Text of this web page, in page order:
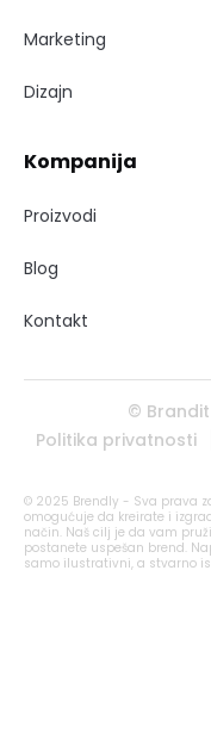
Marketing
Dizajn
Kompanija
Proizvodi
Blog
Kontakt
©
Politika privatnosti
© 2025 Brendly - Sva prava
omogućuje da kreirate i
način. Naš cilj je da vam
postanete uspešan brend.
samo ilustrativni, a stvarno